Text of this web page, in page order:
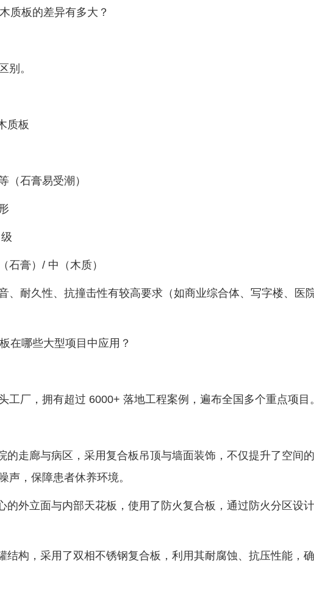
板的差异有多大？
。
质板
石膏易受潮）
膏）/ 中（木质）
耐久性、抗撞击性有较高要求（如商业综合体、写字楼、医
哪些大型项目中应用？
厂，拥有超过 6000+ 落地工程案例，遍布全国多个重点项目。
走廊与病区，采用复合板吊顶与墙面装饰，不仅提升了空间
声，保障患者休养环境。
外立面与内部天花板，使用了防火复合板，通过防火分区设计
构，采用了双相不锈钢复合板，利用其耐腐蚀、抗压性能，